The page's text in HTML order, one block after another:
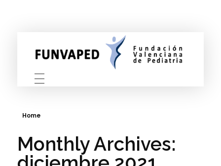
FUNVAPED
Fundación Valenciana de Pediatria
Home
Monthly Archives: